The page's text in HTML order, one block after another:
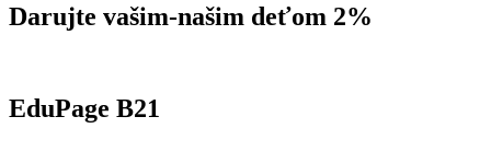
Darujte vašim-našim deťom 2%
EduPage B21